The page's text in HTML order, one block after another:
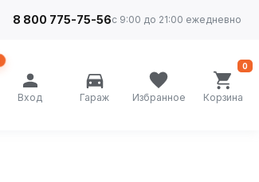
8 800 775-75-56с 9:00 до 21:00 ежедневно
Вход Гараж Избранное Корзина
0